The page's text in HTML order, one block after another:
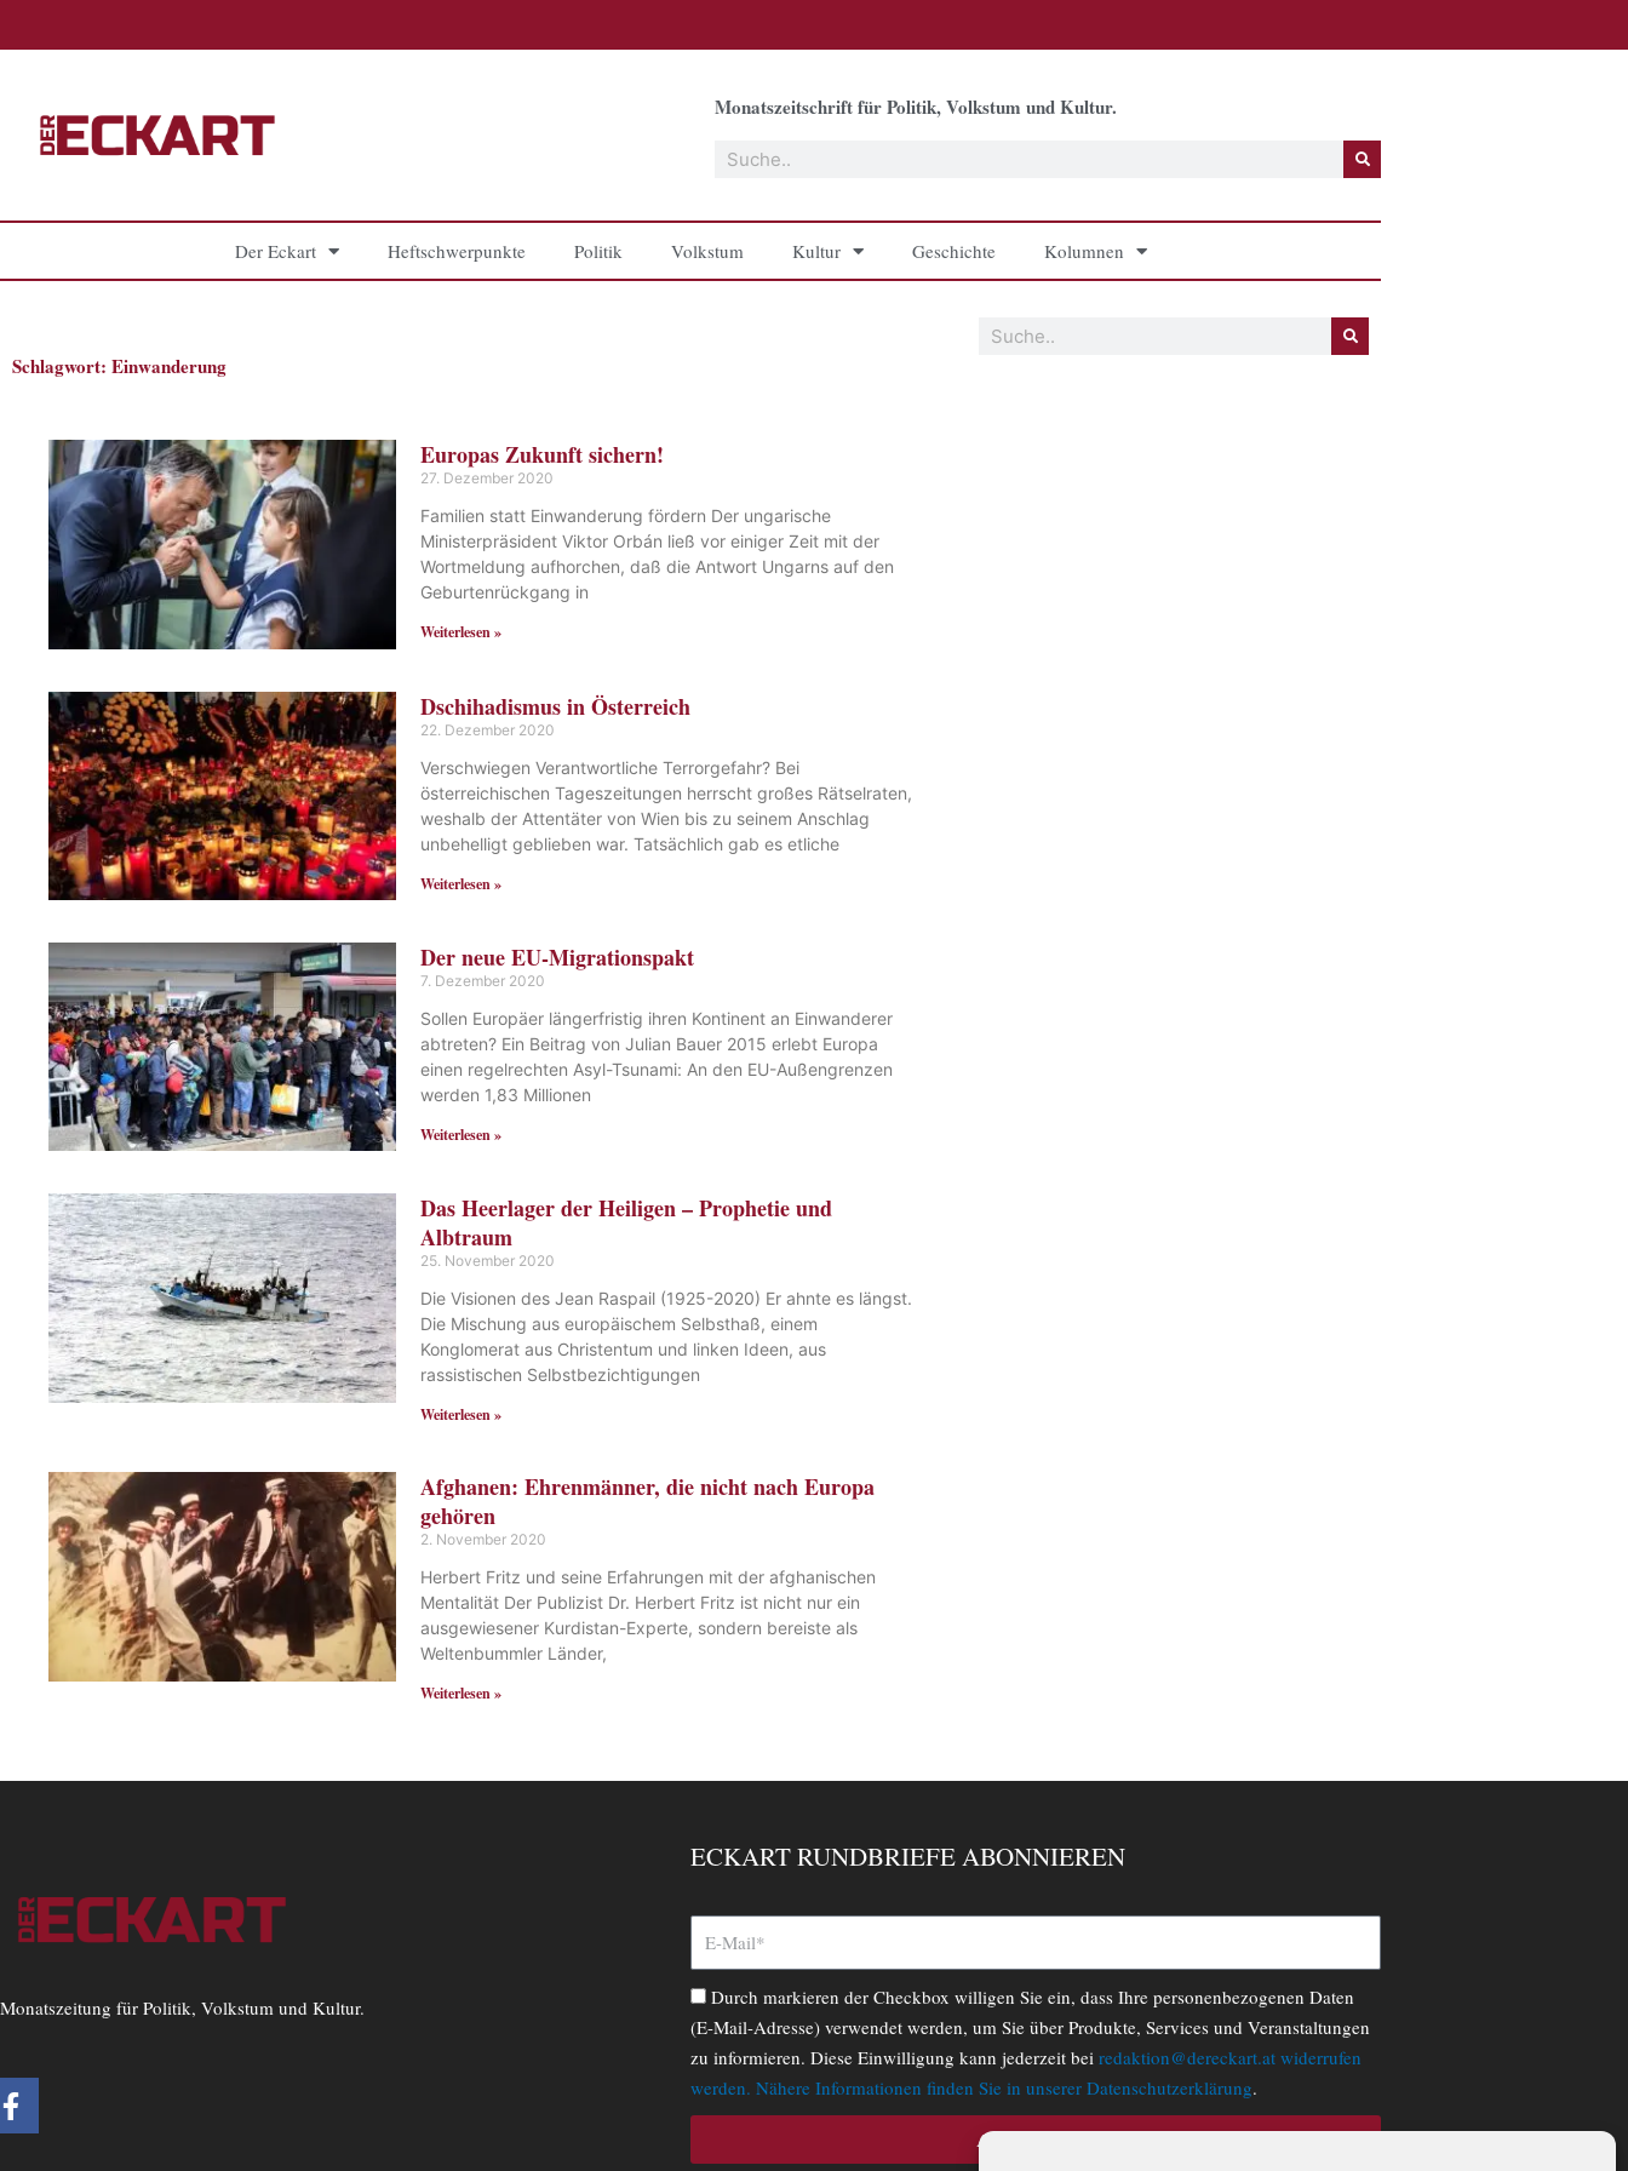
Monatszeitschrift für Politik, Volkstum und Kultur.
Suche
Der Eckart Heftschwerpunkte Politik Volkstum Kultur Geschichte Kolumnen
Schlagwort: Einwanderung
Europas Zukunft sichern!
27. Dezember 2020
Familien statt Einwanderung fördern Der ungarische
Ministerpräsident Viktor Orbán ließ vor einiger Zeit mit der
Wortmeldung aufhorchen, daß die Antwort Ungarns auf den
Geburtenrückgang in
Weiterlesen »
Dschihadismus in Österreich
22. Dezember 2020
Verschwiegen Verantwortliche Terrorgefahr? Bei
österreichischen Tageszeitungen herrscht großes Rätselraten,
weshalb der Attentäter von Wien bis zu seinem Anschlag
unbehelligt geblieben war. Tatsächlich gab es etliche
Weiterlesen »
Der neue EU-Migrationspakt
7. Dezember 2020
Sollen Europäer längerfristig ihren Kontinent an Einwanderer
abtreten? Ein Beitrag von Julian Bauer 2015 erlebt Europa
einen regelrechten Asyl-Tsunami: An den EU-Außengrenzen
werden 1,83 Millionen
Weiterlesen »
Das Heerlager der Heiligen – Prophetie und
Albtraum
25. November 2020
Die Visionen des Jean Raspail (1925-2020) Er ahnte es längst.
Die Mischung aus europäischem Selbsthaß, einem
Konglomerat aus Christentum und linken Ideen, aus
rassistischen Selbstbezichtigungen
Weiterlesen »
Afghanen: Ehrenmänner, die nicht nach Europa
gehören
2. November 2020
Herbert Fritz und seine Erfahrungen mit der afghanischen
Mentalität Der Publizist Dr. Herbert Fritz ist nicht nur ein
ausgewiesener Kurdistan-Experte, sondern bereiste als
Weltenbummler Länder,
Weiterlesen »
Monatszeitung für Politik, Volkstum und Kultur.
F
a
ECKART RUNDBRIEFE ABONNIEREN
Durch markieren der Checkbox willigen Sie ein, dass Ihre personenbezogenen Daten
(E-Mail-Adresse) verwendet werden, um Sie über Produkte, Services und Veranstaltungen
zu informieren. Diese Einwilligung kann jederzeit bei redaktion@dereckart.at widerrufen
werden. Nähere Informationen finden Sie in unserer Datenschutzerklärung.
ABONNIEREN